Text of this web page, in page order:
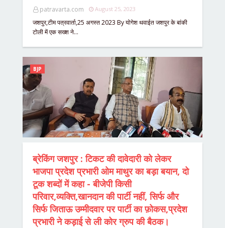
patravarta.com August 25, 2023
जशपुर,टीम पत्रवार्ता,25 अगस्त 2023 By योगेश थवाईत जशपुर के बांकी
टोली में एक सख्श ने…
BJP
ब्रेकिंग जशपुर : टिकट की दावेदारी को लेकर
भाजपा प्रदेश प्रभारी ओम माथुर का बड़ा बयान, दो
टूक शब्दों में कहा - बीजेपी किसी
परिवार,व्यक्ति,खानदान की पार्टी नहीं, सिर्फ और
सिर्फ जिताऊ उम्मीदवार पर पार्टी का फ़ोकस,प्रदेश
प्रभारी ने कड़ाई से ली कोर ग्रुप की बैठक।